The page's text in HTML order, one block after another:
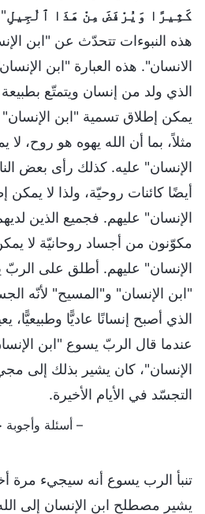
كَثِيرًا وَيُرْفَضَ مِنْ هَذَا ٱلْجِيلِ"
هذه النبوءات تتحدّث عن "ابن
الانسان". هذه العبارة "ابن
الذي ولد من إنسان ويتمتّع بطبيعة
يمكن إطلاق تسمية "ابن
مثلاً، بما أن الله يهوه هو روح،
الإنسان" عليه. كذلك رأى بعض
أيضًا كائنات روحيّة، ولذا لا
الإنسان" عليهم. فجميع الذين
مكوّنون من أجساد روحانيّة لا
الإنسان" عليهم. أطلق على
"ابن الإنسان" و"المسيح" لأنّه
الذي أصبح إنسانًا عاديًّا وطبيعيًّا،
عندما قال الربّ يسوع "ابن
الإنسان"، كان يشير بذلك إلى
التجسّد في الأيام الأخيرة.
– أسئلة
تنبأ الرب يسوع أنه سيجيء مرة
يشير مصطلح ابن الإنسان إلى